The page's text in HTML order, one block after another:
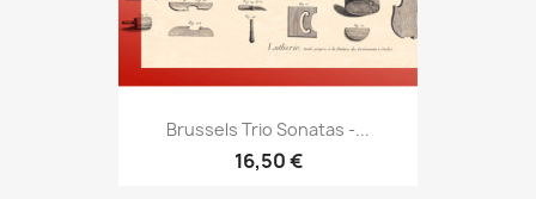
Brussels Trio Sonatas -...
16,50 €